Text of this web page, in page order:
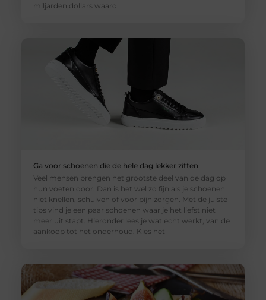
miljarden dollars waard
Ga voor schoenen die de hele dag lekker zitten
Veel mensen brengen het grootste deel van de dag op
hun voeten door. Dan is het wel zo fijn als je schoenen
niet knellen, schuiven of voor pijn zorgen. Met de juiste
tips vind je een paar schoenen waar je het liefst niet
meer uit stapt. Hieronder lees je wat echt werkt, van de
aankoop tot het onderhoud. Kies het